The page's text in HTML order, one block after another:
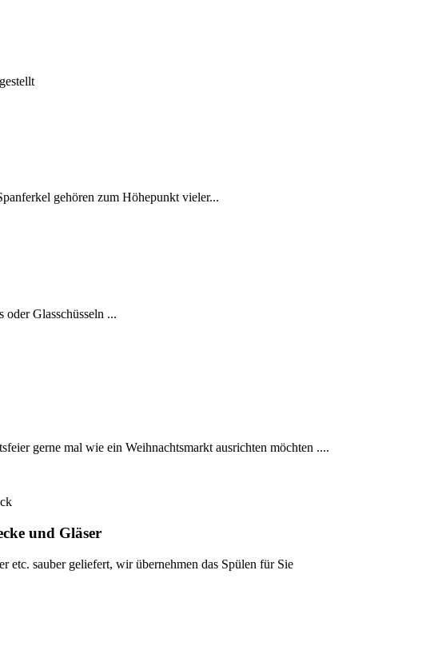
gehören zum Höhepunkt vieler...
Glasschüsseln ...
gerne mal wie ein Weihnachtsmarkt ausrichten möchten ....
und Gläser
etc. sauber geliefert, wir übernehmen das Spülen für Sie